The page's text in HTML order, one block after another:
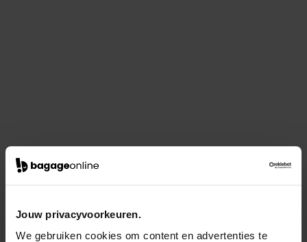
Jouw privacyvoorkeuren.
We gebruiken cookies om content en advertenties te